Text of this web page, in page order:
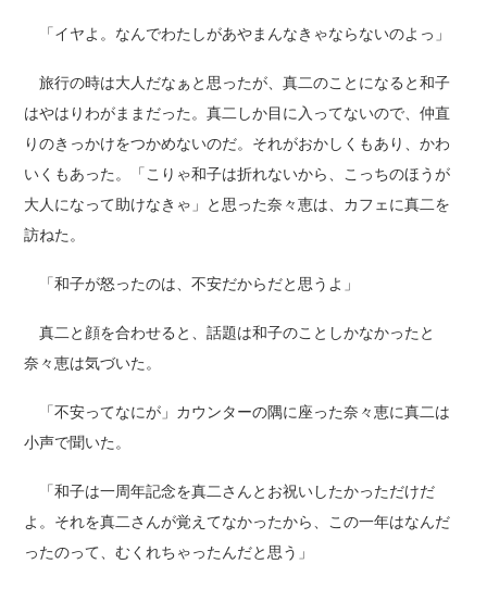
「イヤよ。なんでわたしがあやまんなきゃならないのよっ」
旅行の時は大人だなぁと思ったが、真二のことになると和子
はやはりわがままだった。真二しか目に入ってないので、仲直
りのきっかけをつかめないのだ。それがおかしくもあり、かわ
いくもあった。「こりゃ和子は折れないから、こっちのほうが
大人になって助けなきゃ」と思った奈々恵は、カフェに真二を
訪ねた。
「和子が怒ったのは、不安だからだと思うよ」
真二と顔を合わせると、話題は和子のことしかなかったと
奈々恵は気づいた。
「不安ってなにが」カウンターの隅に座った奈々恵に真二は
小声で聞いた。
「和子は一周年記念を真二さんとお祝いしたかっただけだ
よ。それを真二さんが覚えてなかったから、この一年はなんだ
ったのって、むくれちゃったんだと思う」